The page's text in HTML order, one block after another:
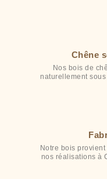
Chêne
Nos bois de
naturellement
Notre bois
nos réalisations à